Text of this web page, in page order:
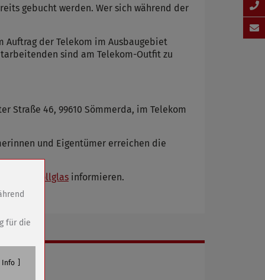
gebucht werden. Wer sich während der
der Telekom im Ausbaugebiet
sind am Telekom-Outfit zu
Straße 46, 99610 Sömmerda, im Telekom
und Eigentümer erreichen die
vollglas informieren.
für die
Info